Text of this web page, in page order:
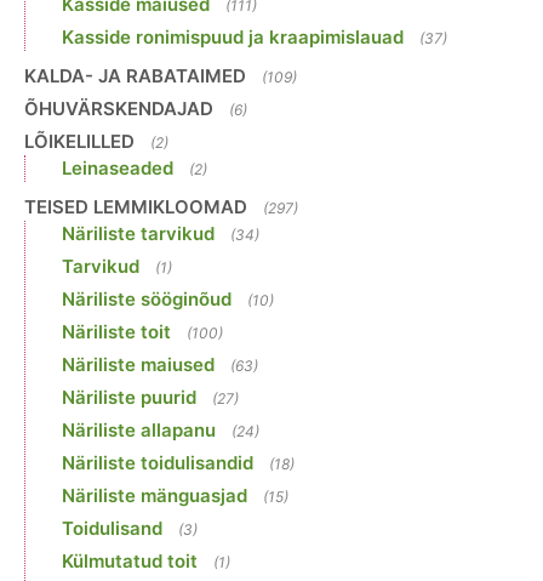
(111)
Kasside ronimispuud ja kraapimislauad (37)
KALDA- JA RABATAIMED (109)
ÕHUVÄRSKENDAJAD (6)
LÕIKELILLED (2)
Leinaseaded (2)
TEISED LEMMIKLOOMAD (297)
Näriliste tarvikud (34)
Tarvikud (1)
Näriliste sööginõud (10)
Näriliste toit (100)
Näriliste maiused (63)
Näriliste puurid (27)
Näriliste allapanu (24)
Näriliste toidulisandid (18)
Näriliste mänguasjad (15)
Toidulisand (3)
Külmutatud toit (1)